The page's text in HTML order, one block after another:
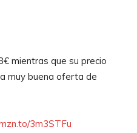
mientras que su precio
muy buena oferta de
3m3STFu